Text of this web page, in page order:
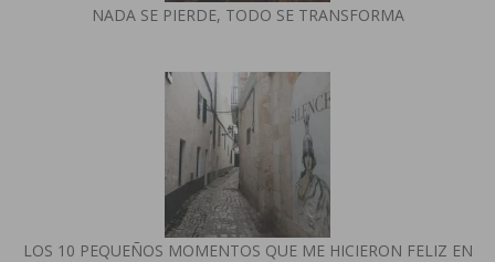
NADA SE PIERDE, TODO SE TRANSFORMA
LOS 10 PEQUEÑOS MOMENTOS QUE ME HICIERON FELIZ EN